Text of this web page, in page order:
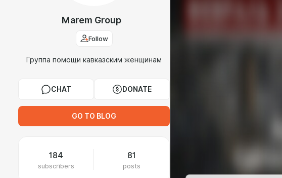
Marem Group
Follow
Группа помощи кавказским женщинам
CHAT DONATE
GO TO BLOG
184
subscribers
81
posts